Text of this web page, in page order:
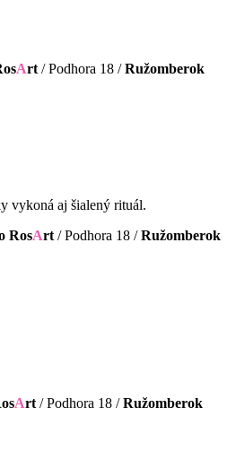
Art / Podhora 18 / Ružomberok
vykoná aj šialený rituál.
RosArt/ Podhora 18 / Ružomberok
Art / Podhora 18 / Ružomberok